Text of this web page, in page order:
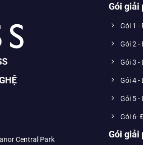
Central Park
Gói giải
Gói 1 -
Gói 2 -
Gói 3 -
Gói 4 -
Gói 5 -
Gói 6-
Gói giải